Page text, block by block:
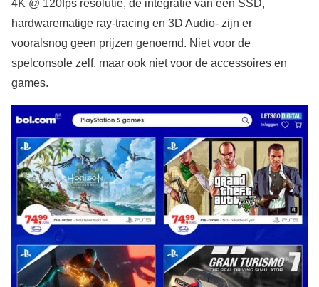
4K @ 120fps resolutie, de integratie van een SSD,
hardwarematige ray-tracing en 3D Audio- zijn er
vooralsnog geen prijzen genoemd. Niet voor de
spelconsole zelf, maar ook niet voor de accessoires en
games.